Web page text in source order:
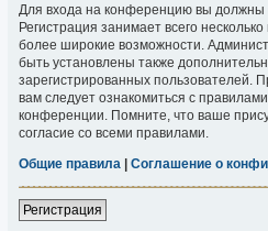
Для входа на конференцию вы должны
Регистрация занимает всего
более широкие возможности.
быть установлены также
зарегистрированных пользователей.
вам следует ознакомиться с
конференции. Помните, что ваше
согласие со всеми правилами.
Общие правила | Соглашение о
Регистрация